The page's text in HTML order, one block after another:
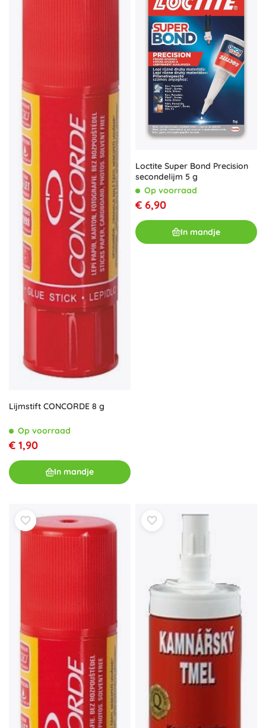
Lijmstift CONCORDE 8 g
Op voorraad
€ 1,90
In mandje
Loctite Super Bond Precision
secondelijm 5 g
Op voorraad
€ 6,90
In mandje